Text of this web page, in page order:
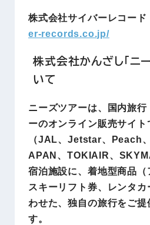
株式会社サイバーレコード
er-records.co.jp/
株式会社かんざし「ニ
いて
ニーズツアーは、国内旅
ーのオンライン販売サイ
（JAL、Jetstar、Peach
APAN、TOKIAIR、
宿泊施設に、着地型商品（
スキーリフト券、レンタ
わせた、独自の旅行をご提
す。